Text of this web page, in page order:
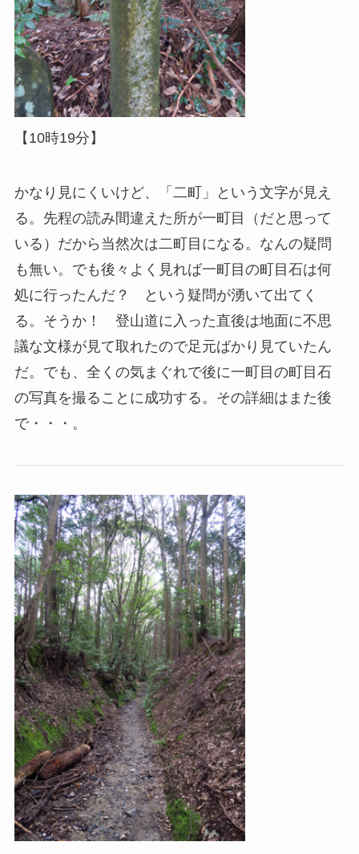
【10時19分】
かなり見にくいけど、「二町」という文字が見え
る。先程の読み間違えた所が一町目（だと思って
いる）だから当然次は二町目になる。なんの疑問
も無い。でも後々よく見れば一町目の町目石は何
処に行ったんだ？ という疑問が湧いて出てく
る。そうか！ 登山道に入った直後は地面に不思
議な文様が見て取れたので足元ばかり見ていたん
だ。でも、全くの気まぐれで後に一町目の町目石
の写真を撮ることに成功する。その詳細はまた後
で・・・。